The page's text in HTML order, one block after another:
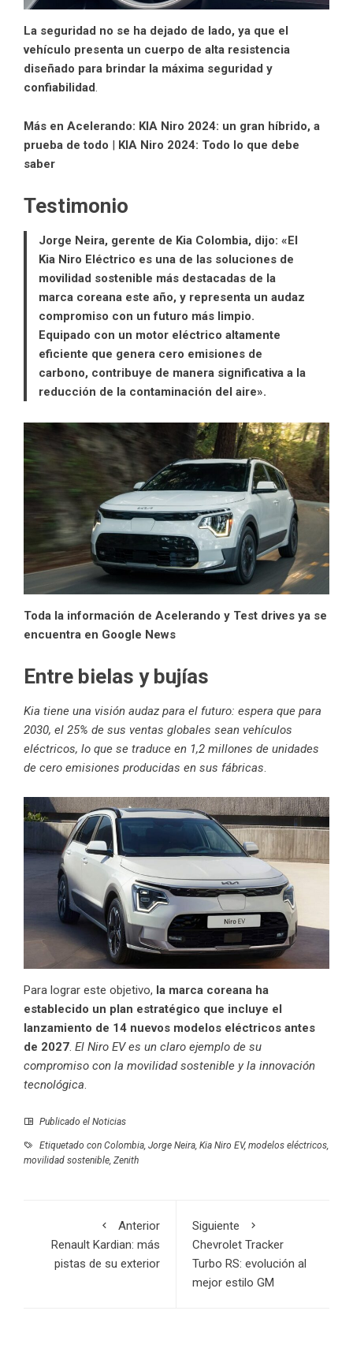
La seguridad no se ha dejado de lado, ya que el
vehículo presenta un cuerpo de alta resistencia
diseñado para brindar la máxima seguridad y
confiabilidad.
Más en Acelerando: KIA Niro 2024: un gran híbrido, a
prueba de todo | KIA Niro 2024: Todo lo que debe
saber
Testimonio
Jorge Neira, gerente de Kia Colombia, dijo: «El
Kia Niro Eléctrico es una de las soluciones de
movilidad sostenible más destacadas de la
marca coreana este año, y representa un audaz
compromiso con un futuro más limpio.
Equipado con un motor eléctrico altamente
eficiente que genera cero emisiones de
carbono, contribuye de manera significativa a la
reducción de la contaminación del aire».
Toda la información de Acelerando y Test drives ya se
encuentra en Google News
Entre bielas y bujías
Kia tiene una visión audaz para el futuro: espera que para
2030, el 25% de sus ventas globales sean vehículos
eléctricos, lo que se traduce en 1,2 millones de unidades
de cero emisiones producidas en sus fábricas.
Para lograr este objetivo, la marca coreana ha
establecido un plan estratégico que incluye el
lanzamiento de 14 nuevos modelos eléctricos antes
de 2027. El Niro EV es un claro ejemplo de su
compromiso con la movilidad sostenible y la innovación
tecnológica.
Publicado el Noticias
Etiquetado con Colombia, Jorge Neira, Kia Niro EV, modelos eléctricos,
movilidad sostenible, Zenith
Anterior
Renault Kardian: más
pistas de su exterior
Siguiente
Chevrolet Tracker
Turbo RS: evolución al
mejor estilo GM